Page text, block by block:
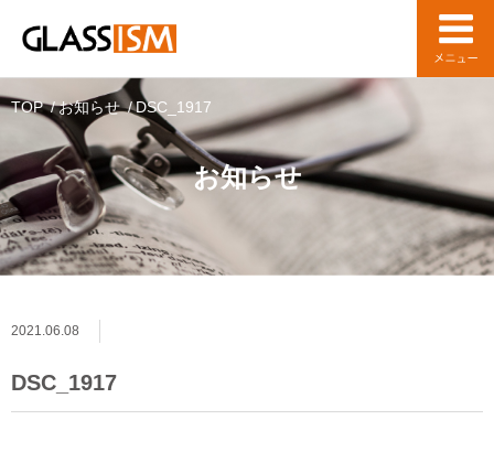
お知らせ
TOP お知らせ DSC_1917
2021.06.08
DSC_1917